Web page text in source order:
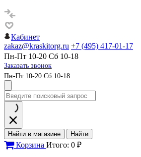
Кабинет
zakaz@kraskitorg.ru +7 (495) 417-01-17
Пн-Пт 10-20 Сб 10-18
Заказать звонок
Пн-Пт 10-20 Сб 10-18
Найти в магазине Найти
Корзина Итого: 0 ₽